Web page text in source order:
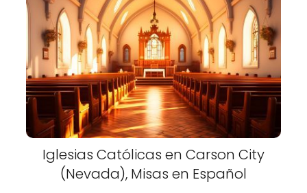
Iglesias Católicas en Carson City
(Nevada), Misas en Español